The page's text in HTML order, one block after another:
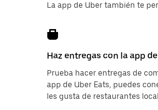
La app de Uber también te
Haz entregas con la app
Prueba hacer entregas de
app de Uber Eats, puedes
les gusta de restaurantes